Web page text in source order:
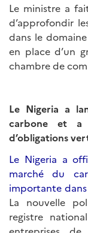
Le ministre a
d’approfondir
dans le
en place d’un
chambre de
Le Nigeria a
carbone et a
d’obligations
Le Nigeria a
marché du
importante
La nouvelle
registre